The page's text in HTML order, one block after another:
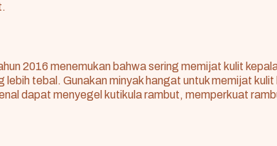
2016 menemukan bahwa sering memijat kulit
lebih tebal. Gunakan minyak hangat untuk memijat kulit
dapat menyegel kutikula rambut, memperkuat